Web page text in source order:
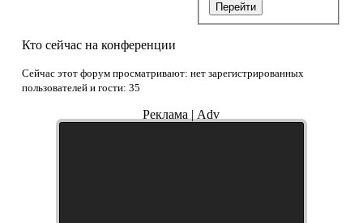
Перейти
Кто сейчас на конференции
Сейчас этот форум просматривают: нет зарегистрированных
пользователей и гости: 35
Реклама | Adv